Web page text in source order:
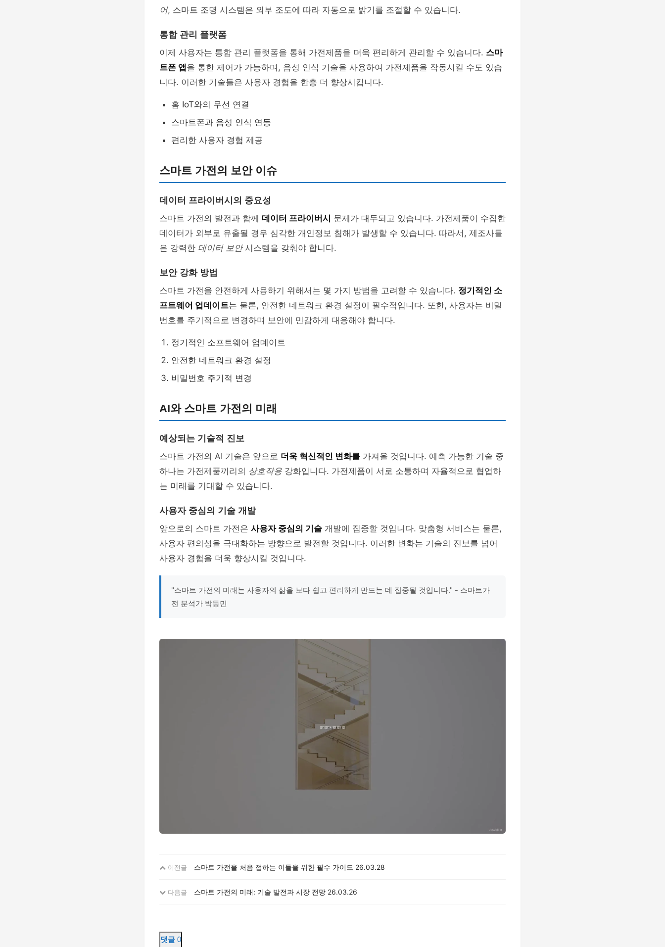
어, 스마트 조명 시스템은 외부 조도에 따라 자동으로 밝기를 조절할 수 있습니다.
통합 관리 플랫폼
이제 사용자는 통합 관리 플랫폼을 통해 가전제품을 더욱 편리하게 관리할 수 있습니다. 스마
트폰 앱 을 통한 제어가 가능하며, 음성 인식 기술을 사용하여 가전제품을 작동시킬 수도 있습
니다. 이러한 기술들은 사용자 경험을 한층 더 향상시킵니다.
홈 IoT와의 무선 연결
스마트폰과 음성 인식 연동
편리한 사용자 경험 제공
스마트 가전의 보안 이슈
데이터 프라이버시의 중요성
스마트 가전의 발전과 함께 데이터 프라이버시 문제가 대두되고 있습니다. 가전제품이 수집한
데이터가 외부로 유출될 경우 심각한 개인정보 침해가 발생할 수 있습니다. 따라서, 제조사들
은 강력한 데이터 보안시스템을 갖춰야 합니다.
보안 강화 방법
스마트 가전을 안전하게 사용하기 위해서는 몇 가지 방법을 고려할 수 있습니다. 정기적인 소
프트웨어 업데이트는 물론, 안전한 네트워크 환경 설정이 필수적입니다. 또한, 사용자는 비밀
번호를 주기적으로 변경하며 보안에 민감하게 대응해야 합니다.
정기적인 소프트웨어 업데이트
안전한 네트워크 환경 설정
비밀번호 주기적 변경
AI와 스마트 가전의 미래
예상되는 기술적 진보
스마트 가전의 AI 기술은 앞으로 더욱 혁신적인 변화를 가져올 것입니다. 예측 가능한 기술 중
하나는 가전제품끼리의 상호작용 강화입니다. 가전제품이 서로 소통하며 자율적으로 협업하
는 미래를 기대할 수 있습니다.
사용자 중심의 기술 개발
앞으로의 스마트 가전은 사용자 중심의 기술 개발에 집중할 것입니다. 맞춤형 서비스는 물론,
사용자 편의성을 극대화하는 방향으로 발전할 것입니다. 이러한 변화는 기술의 진보를 넘어
사용자 경험을 더욱 향상시킬 것입니다.
"스마트 가전의 미래는 사용자의 삶을 보다 쉽고 편리하게 만드는 데 집중될 것입니다." - 스마트가
전 분석가 박동민
이전글 스마트 가전을 처음 접하는 이들을 위한 필수 가이드 26.03.28
다음글 스마트 가전의 미래: 기술 발전과 시장 전망 26.03.26
댓글 0